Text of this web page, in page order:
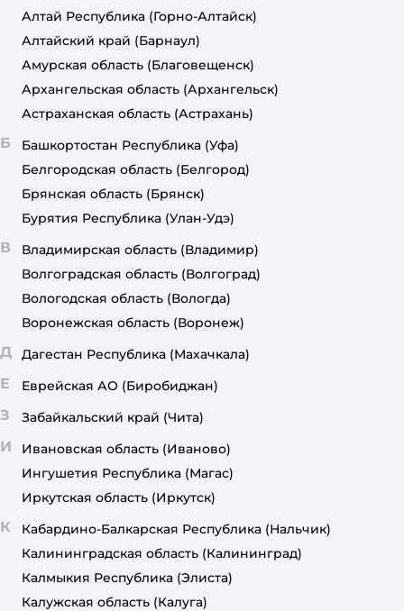
Алтай Республика (Горно-Алтайск)
Алтайский край (Барнаул)
Амурская область (Благовещенск)
Архангельская область (Архангельск)
Астраханская область (Астрахань)
Б Башкортостан Республика (Уфа)
Белгородская область (Белгород)
Брянская область (Брянск)
Бурятия Республика (Улан-Удэ)
В Владимирская область (Владимир)
Волгоградская область (Волгоград)
Вологодская область (Вологда)
Воронежская область (Воронеж)
Д Дагестан Республика (Махачкала)
Е Еврейская АО (Биробиджан)
З Забайкальский край (Чита)
И Ивановская область (Иваново)
Ингушетия Республика (Магас)
Иркутская область (Иркутск)
К Кабардино-Балкарская Республика (Нальчик)
Калининградская область (Калининград)
Калмыкия Республика (Элиста)
Калужская область (Калуга)